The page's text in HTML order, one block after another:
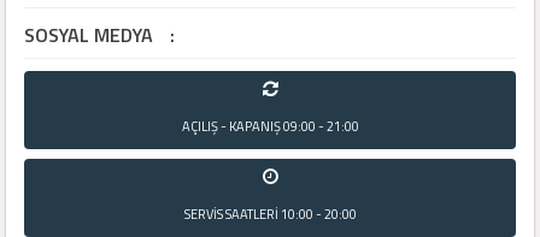
SOSYAL MEDYA :
AÇILIŞ - KAPANIŞ09:00 - 21:00
SERVİS SAATLERİ 10:00 - 20:00